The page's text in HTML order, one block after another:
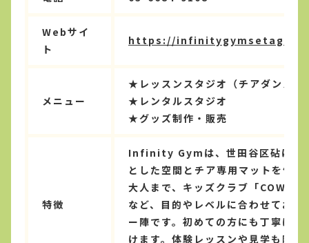
Webサイ
ト
https://
メニュー
★レッスンスタジオ（チアダンス・
★レンタルスタジオ
★グッズ制作・販売
特徴
Infinity Gymは、世田谷区砧にあ
とした空間とチア専用マットを備
大人まで、キッズクラブ「
など、目的やレベルに合わせてお
ー陣です。初めての方にも丁寧に
けます。体験レッスンや見学も随